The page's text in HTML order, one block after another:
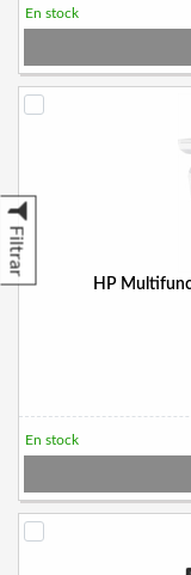
Filtrar
En stock
HP
En stock